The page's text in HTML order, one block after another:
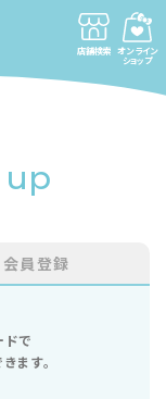
店舗検索 オンライン
ショップ
会員登録
で
ます。